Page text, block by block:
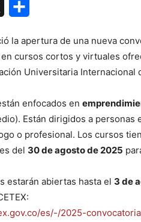
la apertura de una nueva
en cursos cortos y virtuales
Universitaria Internacional
enfocados en
Están dirigidos a personas
o profesional. Los cursos
del 30 de agosto de 2025
estarán abiertas hasta el 3 de
es/-/2025-